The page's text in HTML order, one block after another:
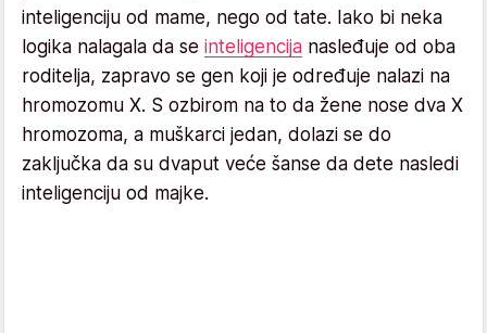
inteligenciju od mame, nego od tate. Iako bi neka
logika nalagala da se inteligencija nasleđuje od oba
roditelja, zapravo se gen koji je određuje nalazi na
hromozomu X. S ozbirom na to da žene nose dva X
hromozoma, a muškarci jedan, dolazi se do
zaključka da su dvaput veće šanse da dete nasledi
inteligenciju od majke.